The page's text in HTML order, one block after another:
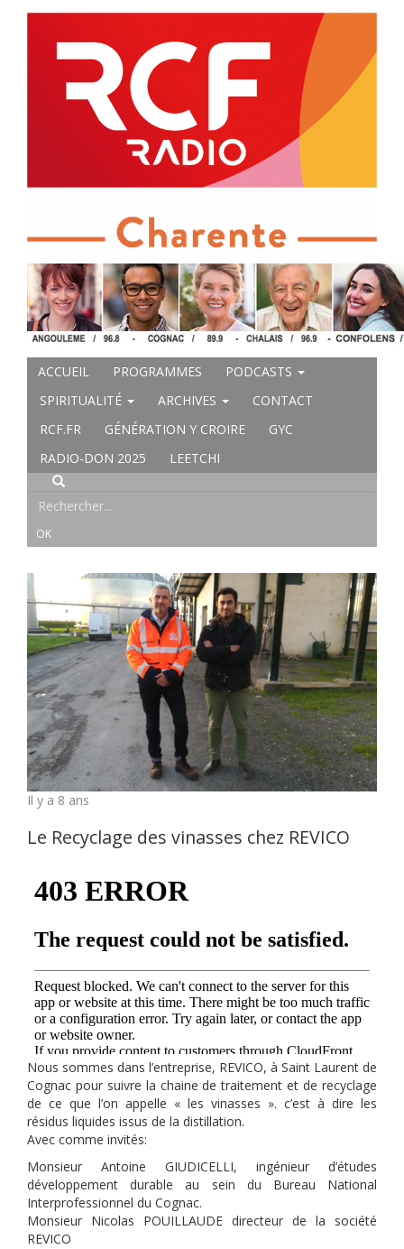
ACCUEIL PROGRAMMES
PODCASTS
SPIRITUALITÉ
ARCHIVES
CONTACT
RCF.FR
GÉNÉRATION Y CROIRE
GYC
RADIO-DON 2025
LEETCHI
Il y a 8 ans
Le Recyclage des vinasses chez REVICO
Nous sommes dans l’entreprise, REVICO, à Saint Laurent de
Cognac pour suivre la chaine de traitement et de recyclage
de ce que l’on appelle « les vinasses ». c’est à dire les
résidus liquides issus de la distillation.
Avec comme invités:
Monsieur Antoine GIUDICELLI, ingénieur d’études
développement durable au sein du Bureau National
Interprofessionnel du Cognac.
Monsieur Nicolas POUILLAUDE directeur de la société
REVICO